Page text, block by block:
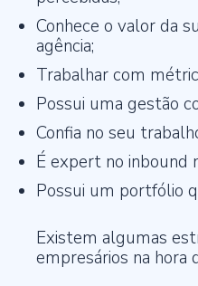
Conhece o valor da
agência;
Trabalhar com
Possui uma gestão
Confia no seu
É expert no inbound
Possui um portfólio
Existem algumas
empresários na hora